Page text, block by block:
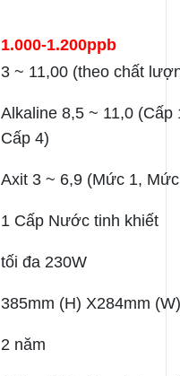
1.000-1.200ppb
3 ~ 11,00 (theo chất
Alkaline 8,5 ~ 11,0 (Cấp
Cấp 4)
Axit 3 ~ 6,9 (Mức 1,
1 Cấp Nước tinh khiết
tối đa 230W
385mm (H) X284mm
2 năm